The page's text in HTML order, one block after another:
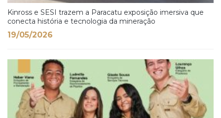
Kinross e SESI trazem a Paracatu exposição imersiva que
conecta história e tecnologia da mineração
19/05/2026